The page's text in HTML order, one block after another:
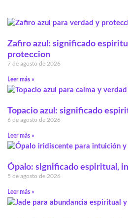
Zafiro azul: significado
proteccion
7 de agosto de 2026
Leer más »
Topacio azul: significado
6 de agosto de 2026
Leer más »
Ópalo: significado espiritual,
5 de agosto de 2026
Leer más »